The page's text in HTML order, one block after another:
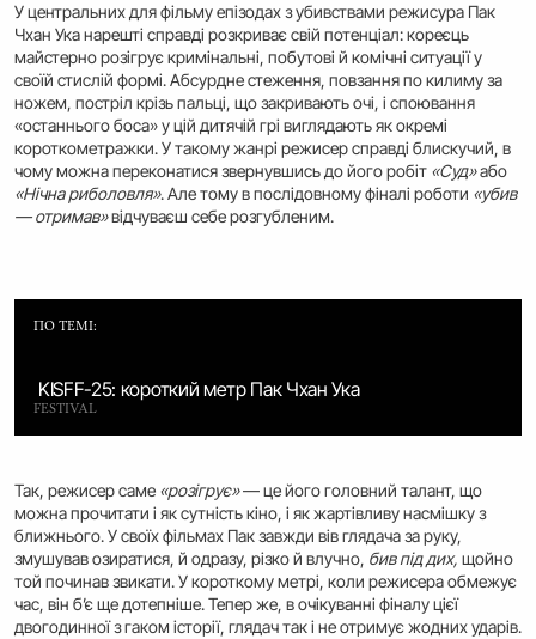
У центральних для фільму епізодах з убивствами режисура Пак
Чхан Ука нарешті справді розкриває свій потенціал: кореєць
майстерно розігрує кримінальні, побутові й комічні ситуації у
своїй стислій формі. Абсурдне стеження, повзання по килиму за
ножем, постріл крізь пальці, що закривають очі, і споювання
«останнього боса» у цій дитячій грі виглядають як окремі
короткометражки. У такому жанрі режисер справді блискучий, в
чому можна переконатися звернувшись до його робіт «Суд»або
«Нічна риболовля». Але тому в послідовному фіналі роботи «убив
— отримав»відчуваєш себе розгубленим.
ПО ТЕМІ:
KISFF-25: короткий метр Пак Чхан Ука
FESTIVAL
Так, режисер саме «розігрує»— це його головний талант, що
можна прочитати і як сутність кіно, і як жартівливу насмішку з
ближнього. У своїх фільмах Пак завжди вів глядача за руку,
змушував озиратися, й одразу, різко й влучно, бив під дих, щойно
той починав звикати. У короткому метрі, коли режисера обмежує
час, він бʼє ще дотепніше. Тепер же, в очікуванні фіналу цієї
двогодинної з гаком історії, глядач так і не отримує жодних ударів.